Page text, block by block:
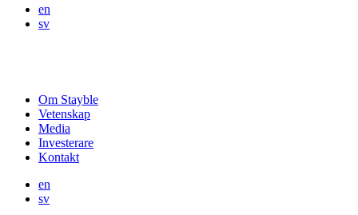
en
sv
Om Stayble
Vetenskap
Media
Investerare
Kontakt
en
sv